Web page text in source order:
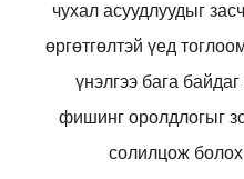
чухал асуудлуудыг
өргөтгөлтэй үед
үнэлгээ бага
фишинг оролдлогыг
солилцож болох